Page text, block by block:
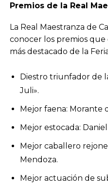
Premios de la Real
La Real Maestranza de
conocer los premios
más destacado de la
Diestro triunfador de
Juli».
Mejor faena: Morante
Mejor estocada:
Mejor caballero
Mendoza.
Mejor actuación de